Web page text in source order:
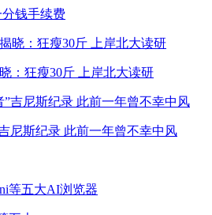
钱手续费
：狂瘦30斤 上岸北大读研
尼斯纪录 此前一年曾不幸中风